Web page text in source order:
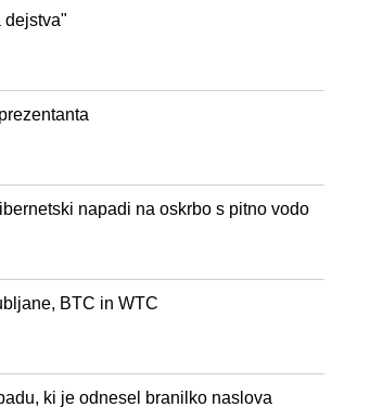
dejstva"
napadi na oskrbo s pitno vodo
BTC in WTC
ki je odnesel branilko naslova